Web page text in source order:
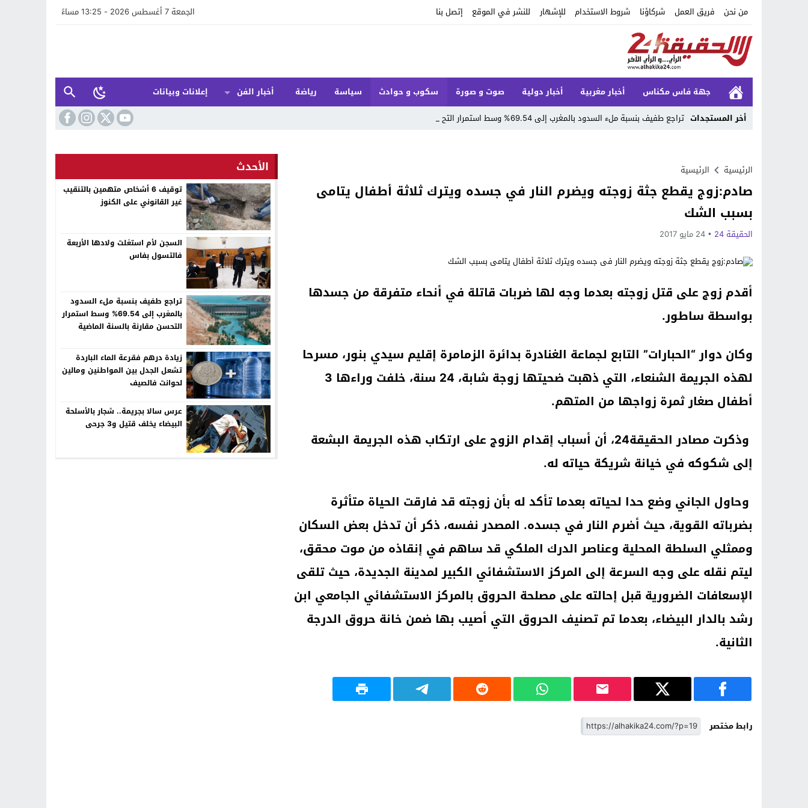
من نحن فريق العمل شركاؤنا شروط الاستخدام للإشهار للنشر في الموقع إتصل بنا الجمعة 7 أغسطس 2026 - 13:25 مساءً
جهة فاس مكناس أخبار مغربية أخبار دولية صوت و صورة سكوب و حوادث سياسة رياضة أخبار الفن
إعلانات وبيانات
أخر المستجدات تراجع طفيف بنسبة ملء السدود بالمغرب إلى 69.54% وسط استمرار التحسن مق_
Previous
Next
الرئيسية الرئيسية
صادم:زوج يقطع جثة زوجته ويضرم النار في جسده ويترك ثلاثة أطفال يتامى
بسبب الشك
الحقيقة 24 24 مايو 2017
أقدم زوج على قتل زوجته بعدما وجه لها ضربات قاتلة في أنحاء متفرقة من جسدها
بواسطة ساطور.
وكان دوار “الحبارات” التابع لجماعة الغنادرة بدائرة الزمامرة إقليم سيدي بنور، مسرحا
لهذه الجريمة الشنعاء، التي ذهبت ضحيتها زوجة شابة، 24 سنة، خلفت وراءها 3
أطفال صغار ثمرة زواجها من المتهم.
وذكرت مصادر الحقيقة24، أن أسباب إقدام الزوج على ارتكاب هذه الجريمة البشعة
إلى شكوكه في خيانة شريكة حياته له.
وحاول الجاني وضع حدا لحياته بعدما تأكد له بأن زوجته قد فارقت الحياة متأثرة
بضرباته القوية، حيث أضرم النار في جسده. المصدر نفسه، ذكر أن تدخل بعض السكان
وممثلي السلطة المحلية وعناصر الدرك الملكي قد ساهم في إنقاذه من موت محقق،
ليتم نقله على وجه السرعة إلى المركز الاستشفائي الكبير لمدينة الجديدة، حيث تلقى
الإسعافات الضرورية قبل إحالته على مصلحة الحروق بالمركز الاستشفائي الجامعي ابن
رشد بالدار البيضاء، بعدما تم تصنيف الحروق التي أصيب بها ضمن خانة حروق الدرجة
الثانية.
رابط مختصر
الأحدث
توقيف 6 أشخاص متهمين بالتنقيب
غير القانوني على الكنوز
السجن لأم استغلت ولادها الأربعة
فالتسول بفاس
تراجع طفيف بنسبة ملء السدود
بالمغرب إلى 69.54% وسط استمرار
التحسن مقارنة بالسنة الماضية
زيادة درهم فقرعة الماء الباردة
تشعل الجدل بين المواطنين ومالين
لحوانت فالصيف
عرس سالا بجريمة.. شجار بالأسلحة
البيضاء يخلف قتيل و3 جرحى